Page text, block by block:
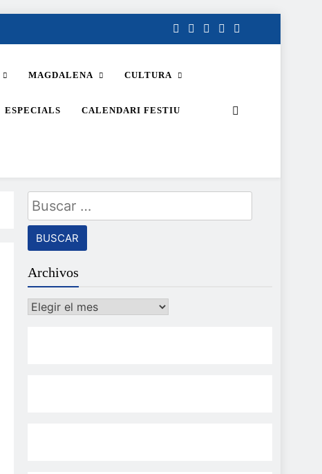
MAGDALENA CULTURA
ESPECIALS CALENDARI FESTIU
Buscar:
Archivos
Archivos